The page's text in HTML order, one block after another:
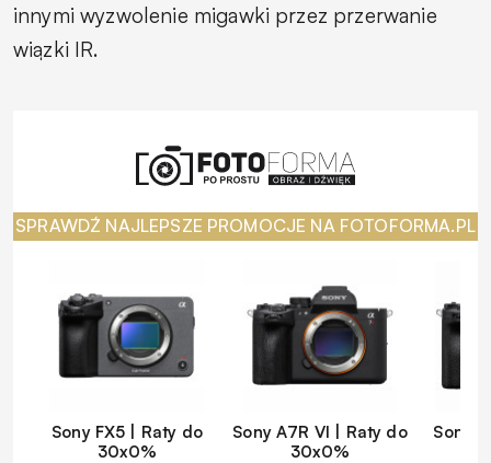
innymi wyzwolenie migawki przez przerwanie
wiązki IR.
SPRAWDŹ NAJLEPSZE PROMOCJE NA FOTOFORMA.PL
Sony FX5 | Raty do
30x0%
Sony A7R VI | Raty do
30x0%
Sony